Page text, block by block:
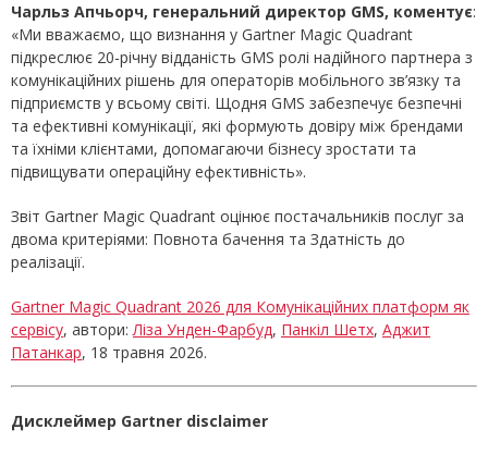
Чарльз Апчьорч, генеральний директор GMS, коментує:
«Ми вважаємо, що визнання у Gartner Magic Quadrant
підкреслює 20-річну відданість GMS ролі надійного партнера з
комунікаційних рішень для операторів мобільного зв’язку та
підприємств у всьому світі. Щодня GMS забезпечує безпечні
та ефективні комунікації, які формують довіру між брендами
та їхніми клієнтами, допомагаючи бізнесу зростати та
підвищувати операційну ефективність».
Звіт Gartner Magic Quadrant оцінює постачальників послуг за
двома критеріями: Повнота бачення та Здатність до
реалізації.
Gartner Magic Quadrant 2026 для Комунікаційних платформ як
сервісу, автори:Ліза Унден-Фарбуд, Панкіл Шетх, Аджит
Патанкар, 18 травня 2026.
Дисклеймер Gartner disclaimer